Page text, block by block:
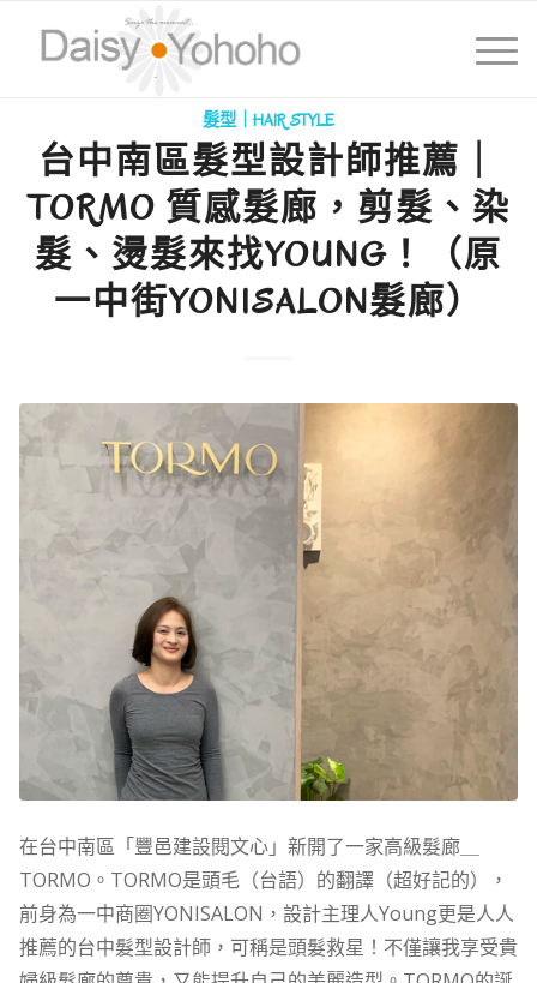
髮型｜HAIR STYLE
台中南區髮型設計師推薦｜
TORMO 質感髮廊，剪髮、染
髮、燙髮來找YOUNG！（原
一中街YONISALON髮廊）
在台中南區「豐邑建設閱文心」新開了一家高級髮廊＿
TORMO。TORMO是頭毛（台語）的翻譯（超好記的），
前身為一中商圈YONISALON，設計主理人Young更是人人
推薦的台中髮型設計師，可稱是頭髮救星！不僅讓我享受貴